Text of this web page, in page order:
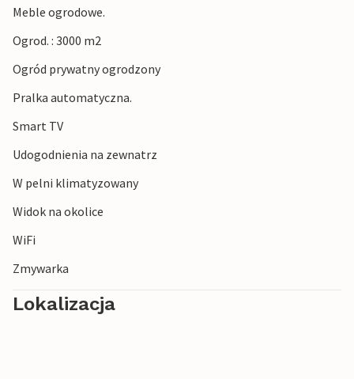
Meble ogrodowe.
Ogrod. : 3000 m2
Ogród prywatny ogrodzony
Pralka automatyczna.
Smart TV
Udogodnienia na zewnatrz
W pelni klimatyzowany
Widok na okolice
WiFi
Zmywarka
Lokalizacja